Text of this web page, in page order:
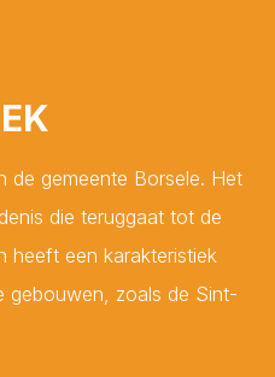
de gemeente Borsele. Het
die teruggaat tot de
heeft een karakteristiek
gebouwen, zoals de Sint-